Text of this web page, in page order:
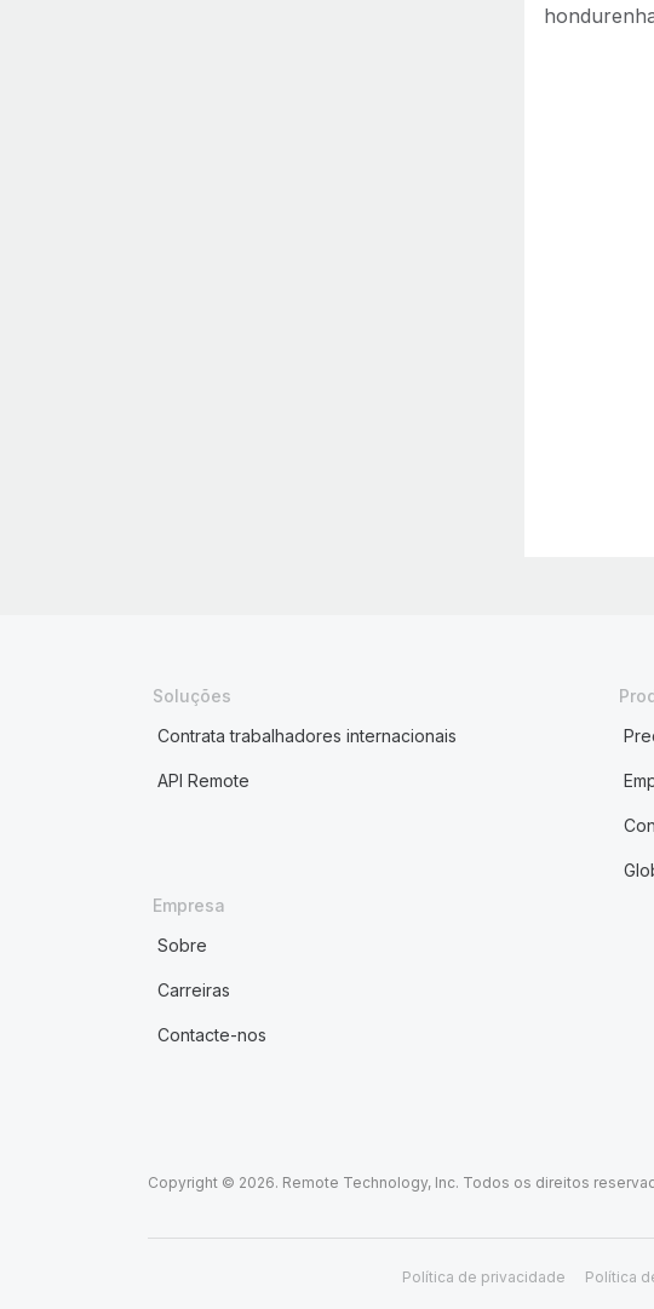
Soluções
Contrata trabalhadores internacionais
API Remote
Empresa
Sobre
Carreiras
Contacte-nos
Copyright © 2026. Remote Technology, Inc. Todos os direitos
Política de privacidade Política